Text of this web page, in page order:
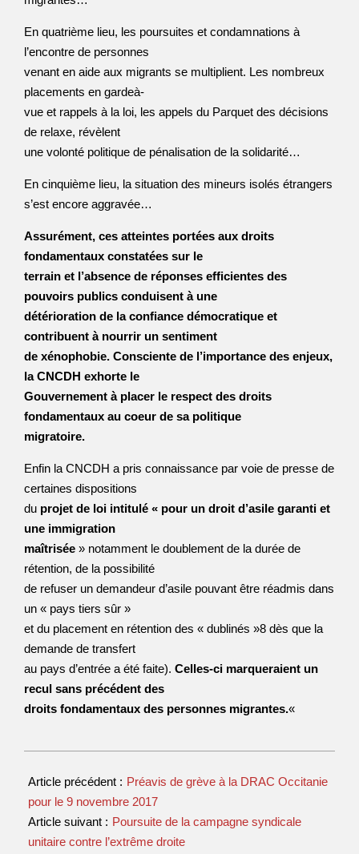
En quatrième lieu, les poursuites et condamnations à
l’encontre de personnes
venant en aide aux migrants se multiplient. Les nombreux
placements en gardeà-
vue et rappels à la loi, les appels du Parquet des décisions
de relaxe, révèlent
une volonté politique de pénalisation de la solidarité…
En cinquième lieu, la situation des mineurs isolés étrangers
s’est encore aggravée…
Assurément, ces atteintes portées aux droits
fondamentaux constatées sur le
terrain et l’absence de réponses efficientes des
pouvoirs publics conduisent à une
détérioration de la confiance démocratique et
contribuent à nourrir un sentiment
de xénophobie. Consciente de l’importance des enjeux,
la CNCDH exhorte le
Gouvernement à placer le respect des droits
fondamentaux au coeur de sa politique
migratoire.
Enfin la CNCDH a pris connaissance par voie de presse de
certaines dispositions
du projet de loi intitulé « pour un droit d’asile garanti et
une immigration
maîtrisée » notamment le doublement de la durée de
rétention, de la possibilité
de refuser un demandeur d’asile pouvant être réadmis dans
un « pays tiers sûr »
et du placement en rétention des « dublinés »8 dès que la
demande de transfert
au pays d’entrée a été faite). Celles-ci marqueraient un
recul sans précédent des
droits fondamentaux des personnes migrantes.«
Article précédent : Préavis de grève à la DRAC Occitanie
pour le 9 novembre 2017
Article suivant : Poursuite de la campagne syndicale
unitaire contre l’extrême droite